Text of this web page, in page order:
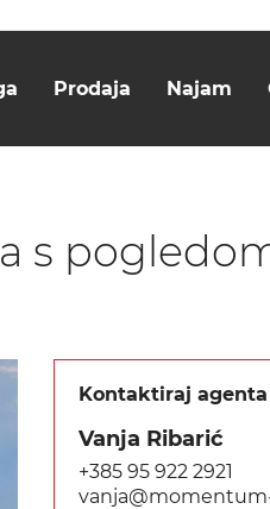
Prodaja Najam
s
Kontaktiraj agenta
Vanja Ribarić
+385 95 922 2921